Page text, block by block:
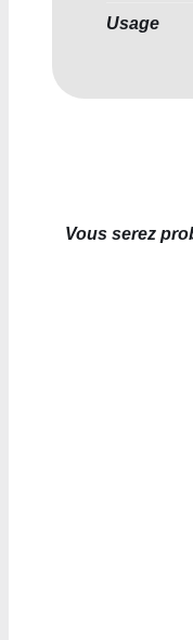
Usage
Vous serez